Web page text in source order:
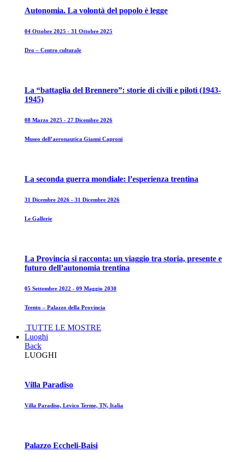
Autonomia. La volontà del popolo è legge
04 Ottobre 2025 - 31 Ottobre 2025
Dro – Centro culturale
La “battaglia del Brennero”: storie di civili e piloti (1943-
1945)
08 Marzo 2025 - 27 Dicembre 2026
Museo dell’aeronautica Gianni Caproni
La seconda guerra mondiale: l’esperienza trentina
31 Dicembre 2026 - 31 Dicembre 2026
Le Gallerie
La Provincia si racconta: un viaggio tra storia, presente e
futuro dell’autonomia trentina
05 Settembre 2022 - 09 Maggio 2030
Trento – Palazzo della Provincia
TUTTE LE MOSTRE
Luoghi
Back
LUOGHI
Villa Paradiso
Villa Paradiso, Levico Terme, TN, Italia
Palazzo Eccheli-Baisi